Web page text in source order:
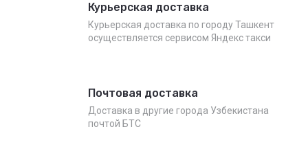
Курьерская доставка
Курьерская доставка по городу Ташкент
осуществляется сервисом Яндекс такси
Почтовая доставка
Доставка в другие города Узбекистана
почтой БТС